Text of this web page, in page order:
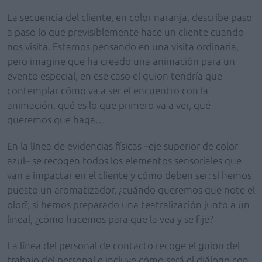
La secuencia del cliente, en color naranja, describe paso
a paso lo que previsiblemente hace un cliente cuando
nos visita. Estamos pensando en una visita ordinaria,
pero imagine que ha creado una animación para un
evento especial, en ese caso el guion tendría que
contemplar cómo va a ser el encuentro con la
animación, qué es lo que primero va a ver, qué
queremos que haga…
En la línea de evidencias físicas –eje superior de color
azul– se recogen todos los elementos sensoriales que
van a impactar en el cliente y cómo deben ser: si hemos
puesto un aromatizador, ¿cuándo queremos que note el
olor?; si hemos preparado una teatralización junto a un
lineal, ¿cómo hacemos para que la vea y se fije?
La línea del personal de contacto recoge el guion del
trabajo del personal e incluye cómo será el diálogo con